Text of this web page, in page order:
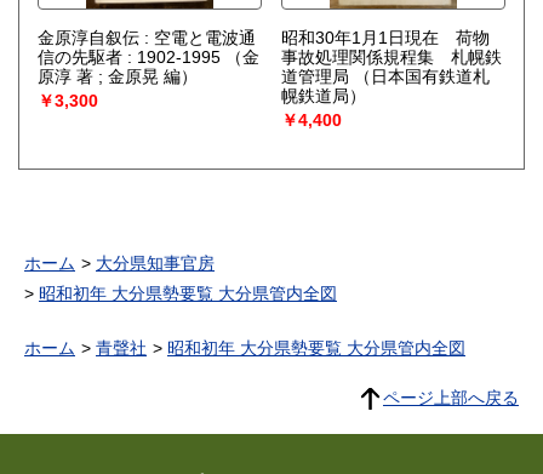
金原淳自叙伝 : 空電と電波通
信の先駆者 : 1902-1995
（金
原淳 著 ; 金原晃 編）
￥3,300
昭和30年1月1日現在 荷物
事故処理関係規程集 札幌鉄
道管理局
（日本国有鉄道札
幌鉄道局）
￥4,400
ホーム
大分県知事官房
昭和初年 大分県勢要覧 大分県管内全図
ホーム 青聲社 昭和初年 大分県勢要覧 大分県管内全図
ページ上部へ戻る